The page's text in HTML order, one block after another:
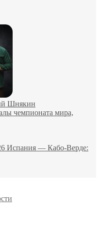
Шнякин
чемпионата мира,
Испания — Кабо‑Верде: